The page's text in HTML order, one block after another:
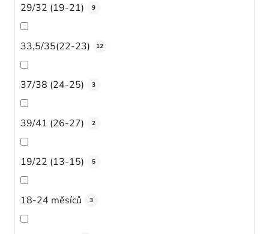
29/32 (19-21) 9
33,5/35(22-23) 12
37/38 (24-25) 3
39/41 (26-27) 2
19/22 (13-15) 5
18-24 měsíců 3